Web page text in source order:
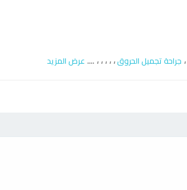
، جراحة تجميل الحروق،،،،،.... عرض المزيد